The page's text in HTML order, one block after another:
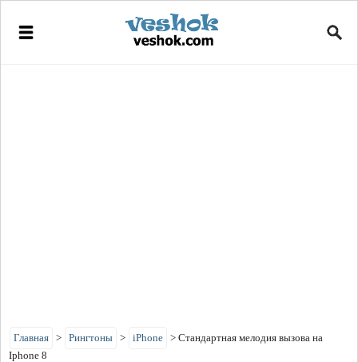
Главная > Рингтоны > iPhone > Стандартная мелодия вызова на
Iphone 8